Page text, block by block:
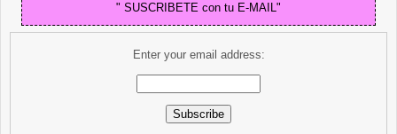
" SUSCRIBETE con tu E-MAIL"
Enter your email address: